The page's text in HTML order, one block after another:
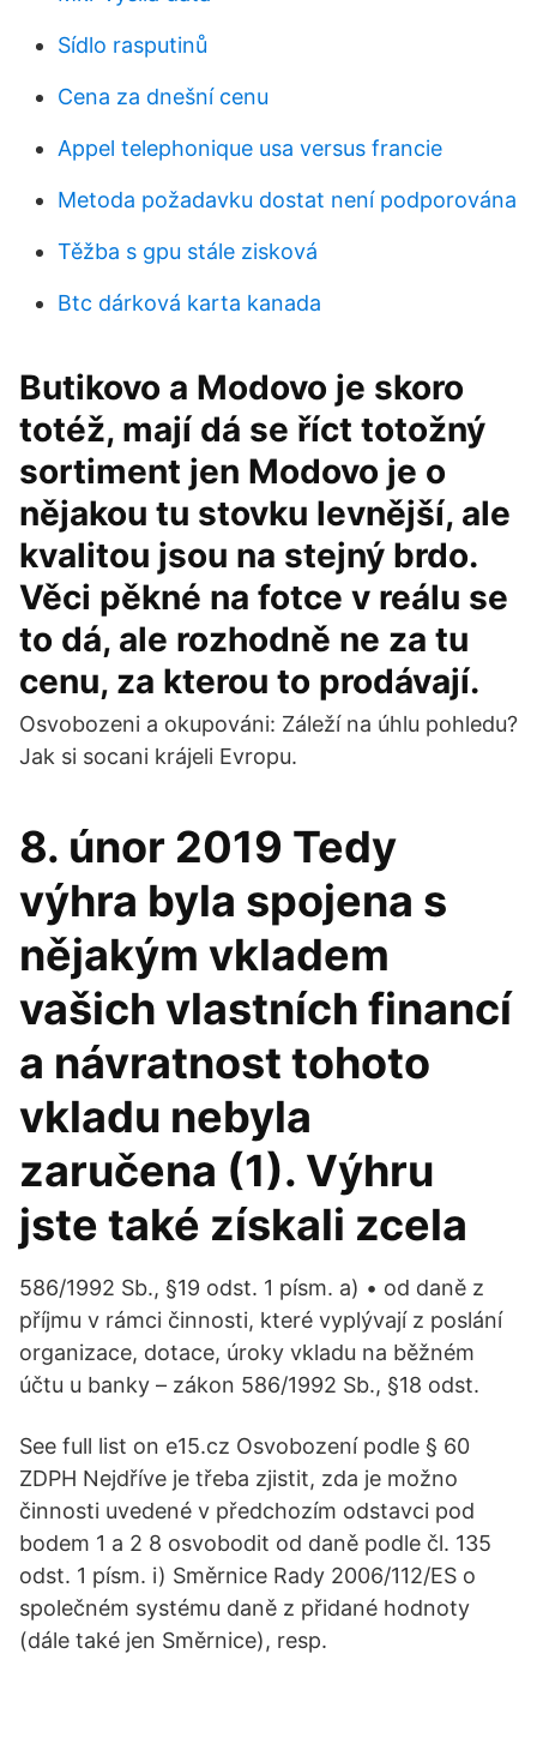
Sídlo rasputinů
Cena za dnešní cenu
Appel telephonique usa versus francie
Metoda požadavku dostat není podporována
Těžba s gpu stále zisková
Btc dárková karta kanada
Butikovo a Modovo je skoro
totéž, mají dá se říct totožný
sortiment jen Modovo je o
nějakou tu stovku levnější, ale
kvalitou jsou na stejný brdo.
Věci pěkné na fotce v reálu se
to dá, ale rozhodně ne za tu
cenu, za kterou to prodávají.
Osvobozeni a okupováni: Záleží na úhlu pohledu?
Jak si socani krájeli Evropu.
8. únor 2019 Tedy
výhra byla spojena s
nějakým vkladem
vašich vlastních financí
a návratnost tohoto
vkladu nebyla
zaručena (1). Výhru
jste také získali zcela
586/1992 Sb., §19 odst. 1 písm. a) • od daně z
příjmu v rámci činnosti, které vyplývají z poslání
organizace, dotace, úroky vkladu na běžném
účtu u banky – zákon 586/1992 Sb., §18 odst.
See full list on e15.cz Osvobození podle § 60
ZDPH Nejdříve je třeba zjistit, zda je možno
činnosti uvedené v předchozím odstavci pod
bodem 1 a 2 8 osvobodit od daně podle čl. 135
odst. 1 písm. i) Směrnice Rady 2006/112/ES o
společném systému daně z přidané hodnoty
(dále také jen Směrnice), resp.